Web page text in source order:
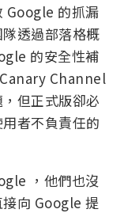
Google 的抓漏
透過部落格概
的安全性補
Channel
但正式版卻必
者不負責任的
，他們也沒
向 Google 提